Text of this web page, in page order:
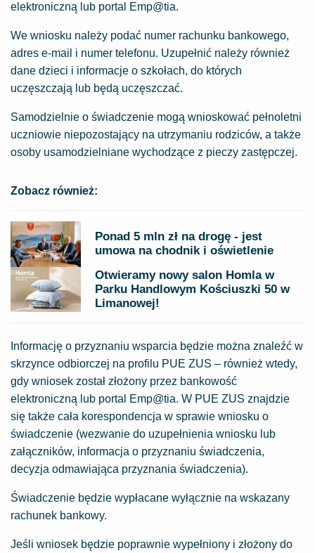
elektroniczną lub portal Emp@tia.
We wniosku należy podać numer rachunku bankowego,
adres e-mail i numer telefonu. Uzupełnić należy również
dane dzieci i informacje o szkołach, do których
uczęszczają lub będą uczęszczać.
Samodzielnie o świadczenie mogą wnioskować pełnoletni
uczniowie niepozostający na utrzymaniu rodziców, a także
osoby usamodzielniane wychodzące z pieczy zastępczej.
Zobacz również:
Ponad 5 mln zł na drogę - jest
umowa na chodnik i oświetlenie
Otwieramy nowy salon Homla w
Parku Handlowym Kościuszki 50 w
Limanowej!
Informację o przyznaniu wsparcia będzie można znaleźć w
skrzynce odbiorczej na profilu PUE ZUS – również wtedy,
gdy wniosek został złożony przez bankowość
elektroniczną lub portal Emp@tia. W PUE ZUS znajdzie
się także cała korespondencja w sprawie wniosku o
świadczenie (wezwanie do uzupełnienia wniosku lub
załączników, informacja o przyznaniu świadczenia,
decyzja odmawiająca przyznania świadczenia).
Świadczenie będzie wypłacane wyłącznie na wskazany
rachunek bankowy.
Jeśli wniosek będzie poprawnie wypełniony i złożony do